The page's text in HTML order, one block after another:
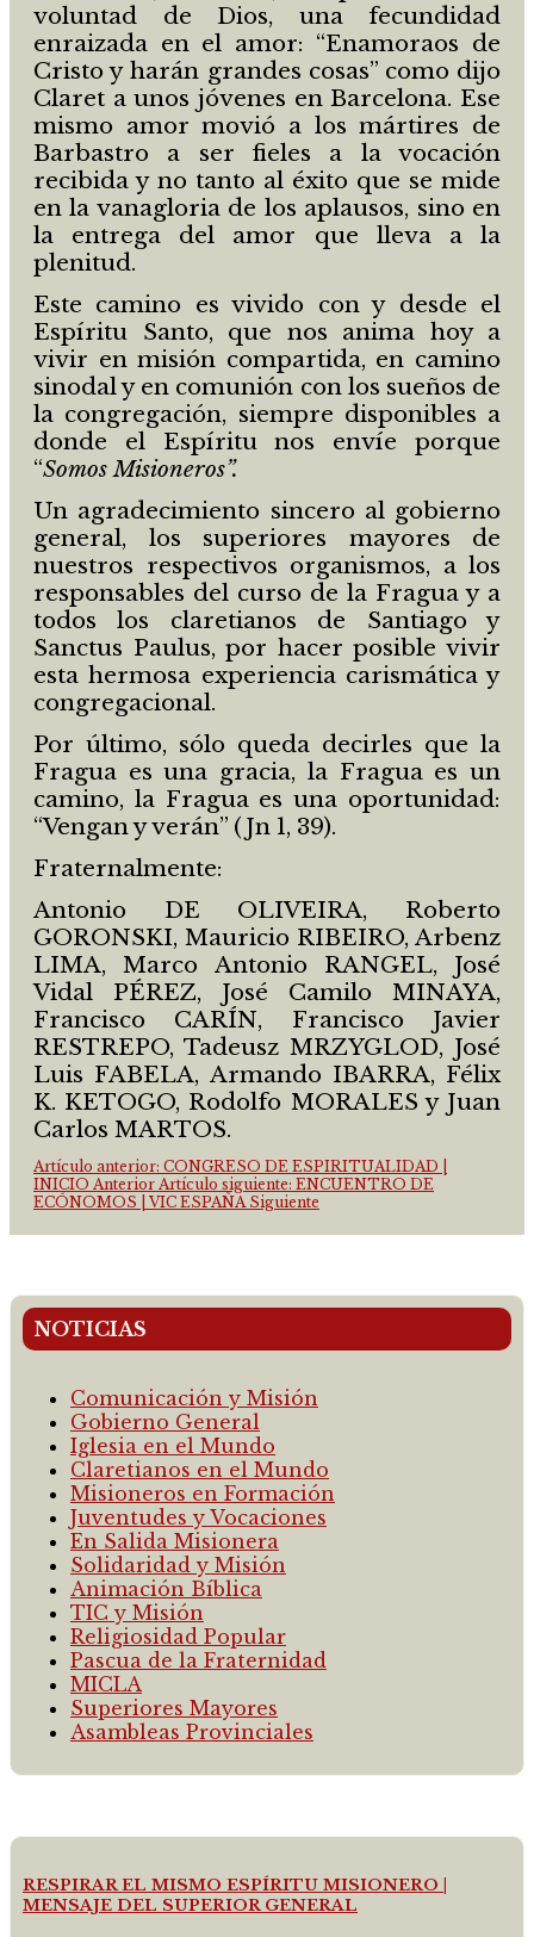
voluntad de Dios, una fecundidad
enraizada en el amor: “Enamoraos de
Cristo y harán grandes cosas” como dijo
Claret a unos jóvenes en Barcelona. Ese
mismo amor movió a los mártires de
Barbastro a ser fieles a la vocación
recibida y no tanto al éxito que se mide
en la vanagloria de los aplausos, sino en
la entrega del amor que lleva a la
plenitud.
Este camino es vivido con y desde el
Espíritu Santo, que nos anima hoy a
vivir en misión compartida, en camino
sinodal y en comunión con los sueños de
la congregación, siempre disponibles a
donde el Espíritu nos envíe porque
“Somos Misioneros”.
Un agradecimiento sincero al gobierno
general, los superiores mayores de
nuestros respectivos organismos, a los
responsables del curso de la Fragua y a
todos los claretianos de Santiago y
Sanctus Paulus, por hacer posible vivir
esta hermosa experiencia carismática y
congregacional.
Por último, sólo queda decirles que la
Fragua es una gracia, la Fragua es un
camino, la Fragua es una oportunidad:
“Vengan y verán” (Jn 1, 39).
Fraternalmente:
Antonio DE OLIVEIRA, Roberto
GORONSKI, Mauricio RIBEIRO, Arbenz
LIMA, Marco Antonio RANGEL, José
Vidal PÉREZ, José Camilo MINAYA,
Francisco CARÍN, Francisco Javier
RESTREPO, Tadeusz MRZYGLOD, José
Luis FABELA, Armando IBARRA, Félix
K. KETOGO, Rodolfo MORALES y Juan
Carlos MARTOS.
Artículo anterior: CONGRESO DE ESPIRITUALIDAD |
INICIO Anterior Artículo siguiente: ENCUENTRO DE
ECÓNOMOS | VIC ESPAÑA Siguiente
NOTICIAS
Comunicación y Misión
Gobierno General
Iglesia en el Mundo
Claretianos en el Mundo
Misioneros en Formación
Juventudes y Vocaciones
En Salida Misionera
Solidaridad y Misión
Animación Bíblica
TIC y Misión
Religiosidad Popular
Pascua de la Fraternidad
MICLA
Superiores Mayores
Asambleas Provinciales
RESPIRAR EL MISMO ESPÍRITU MISIONERO |
MENSAJE DEL SUPERIOR GENERAL